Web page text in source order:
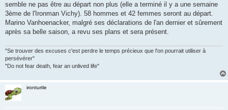
semble ne pas être au départ non plus (elle a terminé il y a une semaine
3ème de l'Ironman Vichy). 58 hommes et 42 femmes seront au départ.
Marino Vanhoenacker, malgré ses déclarations de l'an dernier et sûrement
après sa belle saison, a revu ses plans et sera présent.
"Se trouver des excuses c'est perdre le temps précieux que l'on pourrait utiliser à
persévérer"
"Do not fear death, fear an unlived life"
ironturtle